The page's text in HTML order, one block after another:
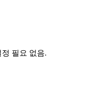
필요 없음.